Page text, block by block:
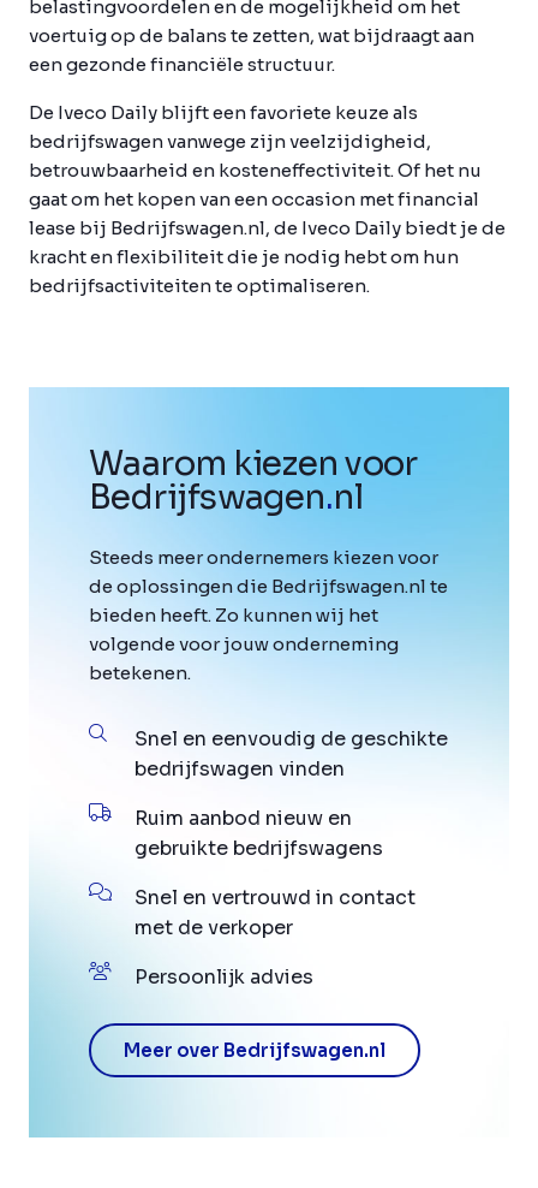
belastingvoordelen en de mogelijkheid om het
voertuig op de balans te zetten, wat bijdraagt aan
een gezonde financiële structuur.
De Iveco Daily blijft een favoriete keuze als
bedrijfswagen vanwege zijn veelzijdigheid,
betrouwbaarheid en kosteneffectiviteit. Of het nu
gaat om het kopen van een occasion met financial
lease bij Bedrijfswagen.nl, de Iveco Daily biedt je de
kracht en flexibiliteit die je nodig hebt om hun
bedrijfsactiviteiten te optimaliseren.
Waarom kiezen voor
Bedrijfswagen.nl
Steeds meer ondernemers kiezen voor
de oplossingen die Bedrijfswagen.nl te
bieden heeft. Zo kunnen wij het
volgende voor jouw onderneming
betekenen.
Snel en eenvoudig de geschikte
bedrijfswagen vinden
Ruim aanbod nieuw en
gebruikte bedrijfswagens
Snel en vertrouwd in contact
met de verkoper
Persoonlijk advies
Meer over Bedrijfswagen.nl